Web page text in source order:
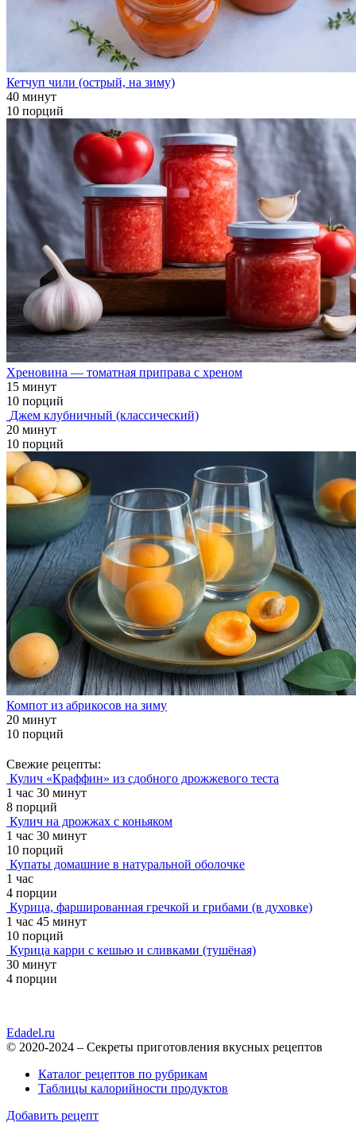
Кетчуп чили (острый, на зиму)
40 минут
10 порций
Хреновина — томатная приправа с хреном
15 минут
10 порций
Джем клубничный (классический)
20 минут
10 порций
Компот из абрикосов на зиму
20 минут
10 порций
Свежие рецепты:
Кулич «Краффин» из сдобного дрожжевого теста
1 час 30 минут
8 порций
Кулич на дрожжах с коньяком
1 час 30 минут
10 порций
Купаты домашние в натуральной оболочке
1 час
4 порции
Курица, фаршированная гречкой и грибами (в духовке)
1 час 45 минут
10 порций
Курица карри с кешью и сливками (тушёная)
30 минут
4 порции
Edadel.ru
© 2020-2024 – Секреты приготовления вкусных рецептов
Каталог рецептов по рубрикам
Таблицы калорийности продуктов
Добавить рецепт